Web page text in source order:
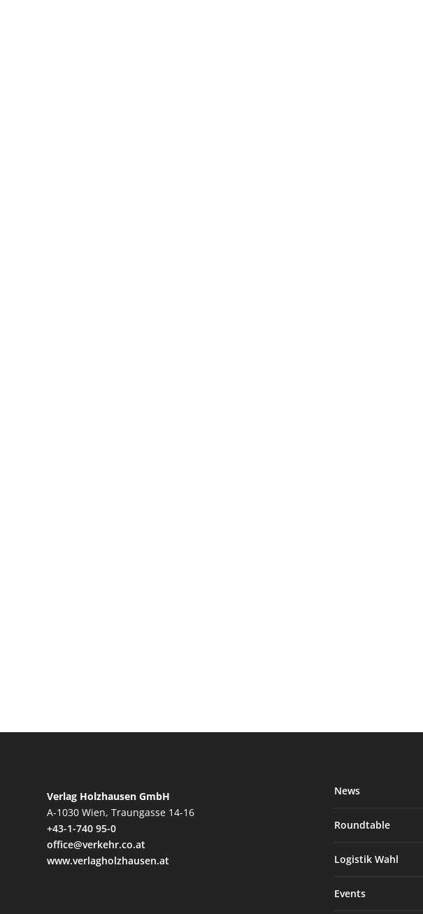
Verlag Holzhausen GmbH
A-1030 Wien, Traungasse 14-16
+43-1-740 95-0
office@verkehr.co.at
www.verlagholzhausen.at
News
Roundtable
Logistik Wahl
Events